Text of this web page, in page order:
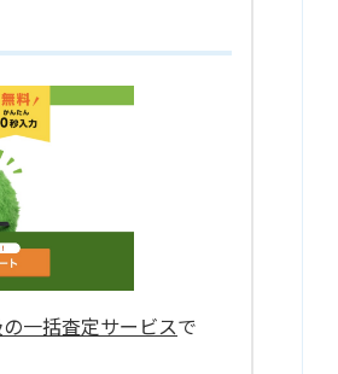
一括査定サービスで